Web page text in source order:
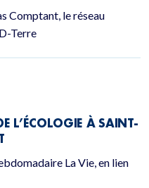
Comptant, le réseau
Terre
L’ÉCOLOGIE À SAINT-
La Vie, en lien